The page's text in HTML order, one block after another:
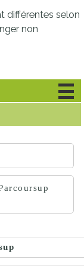
différentes selon
non